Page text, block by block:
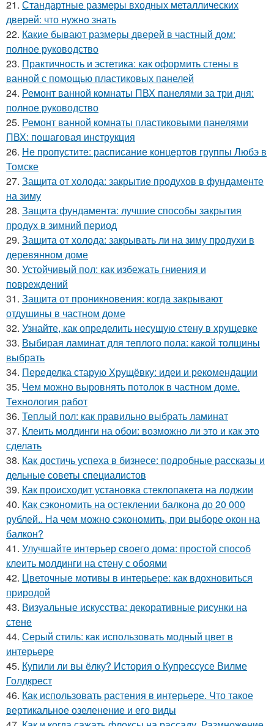
21. Стандартные размеры входных металлических
дверей: что нужно знать
22. Какие бывают размеры дверей в частный дом:
полное руководство
23. Практичность и эстетика: как оформить стены в
ванной с помощью пластиковых панелей
24. Ремонт ванной комнаты ПВХ панелями за три дня:
полное руководство
25. Ремонт ванной комнаты пластиковыми панелями
ПВХ: пошаговая инструкция
26. Не пропустите: расписание концертов группы Любэ в
Томске
27. Защита от холода: закрытие продухов в фундаменте
на зиму
28. Защита фундамента: лучшие способы закрытия
продух в зимний период
29. Защита от холода: закрывать ли на зиму продухи в
деревянном доме
30. Устойчивый пол: как избежать гниения и
повреждений
31. Защита от проникновения: когда закрывают
отдушины в частном доме
32. Узнайте, как определить несущую стену в хрущевке
33. Выбирая ламинат для теплого пола: какой толщины
выбрать
34. Переделка старую Хрущёвку: идеи и рекомендации
35. Чем можно выровнять потолок в частном доме.
Технология работ
36. Теплый пол: как правильно выбрать ламинат
37. Клеить молдинги на обои: возможно ли это и как это
сделать
38. Как достичь успеха в бизнесе: подробные рассказы и
дельные советы специалистов
39. Как происходит установка стеклопакета на лоджии
40. Как сэкономить на остеклении балкона до 20 000
рублей.. На чем можно сэкономить, при выборе окон на
балкон?
41. Улучшайте интерьер своего дома: простой способ
клеить молдинги на стену с обоями
42. Цветочные мотивы в интерьере: как вдохновиться
природой
43. Визуальные искусства: декоративные рисунки на
стене
44. Серый стиль: как использовать модный цвет в
интерьере
45. Купили ли вы ёлку? История о Купрессусе Вилме
Голдкрест
46. Как использовать растения в интерьере. Что такое
вертикальное озеленение и его виды